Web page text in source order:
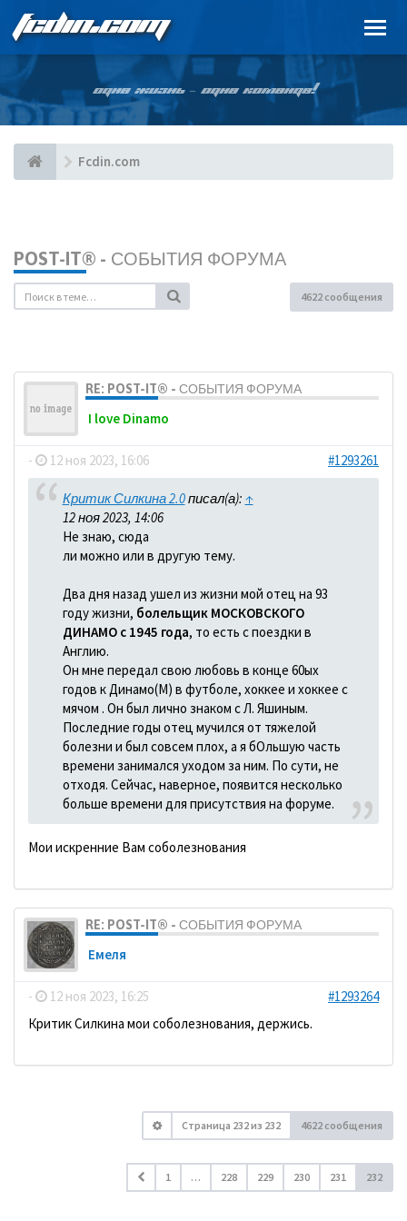
FCDIN.COM
ОДНА ЖИЗНЬ – ОДНА КОМАНДА!
Fcdin.com
POST-IT® - СОБЫТИЯ ФОРУМА
4622 сообщения
RE: POST-IT® - СОБЫТИЯ ФОРУМА
I love Dinamo
- 12 ноя 2023, 16:06 #1293261
Критик Силкина 2.0писал(а): ↑
12 ноя 2023, 14:06
Не знаю, сюда
ли можно или в другую тему.
Два дня назад ушел из жизни мой отец на 93
году жизни, болельщик МОСКОВСКОГО
ДИНАМО с 1945 года, то есть с поездки в
Англию.
Он мне передал свою любовь в конце 60ых
годов к Динамо(М) в футболе, хоккее и хоккее с
мячом . Он был лично знаком с Л. Яшиным.
Последние годы отец мучился от тяжелой
болезни и был совсем плох, а я бОльшую часть
времени занимался уходом за ним. По сути, не
отходя. Сейчас, наверное, появится несколько
больше времени для присутствия на форуме.
Мои искренние Вам соболезнования
RE: POST-IT® - СОБЫТИЯ ФОРУМА
Емеля
- 12 ноя 2023, 16:25
#1293264
Критик Силкина мои соболезнования, держись.
Страница 232из 232 4622 сообщения
1 … 228 229 230 231 232